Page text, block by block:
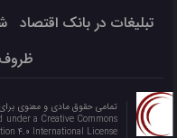
تبلیغات در بانک اقتصاد
تمامی حقوق مادی و معنوی
under a Creative Commons
4.0 International License ©️